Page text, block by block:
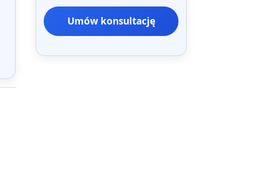
Umów konsultację